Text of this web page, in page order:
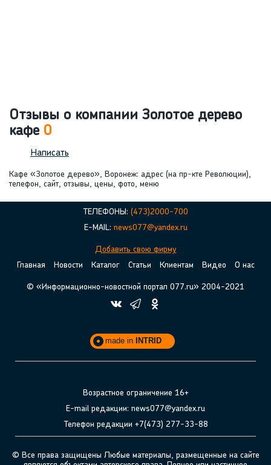
Отзывы о компании Золотое дерево
кафе 0
Написать
Кафе «Золотое дерево», Воронеж: адрес (на пр-кте Революции),
телефон, сайт, отзывы, цены, фото, меню
ТЕЛЕФОНЫ: (473)2000-700
E-MAIL: news077@yandex.ru
Добавить свою фирму
Главная
Новости Каталог Статьи Клиентам Видео О нас
© «Информационно-новостной портал 077.ru» 2004-2021
made in INTRID
Возрастное ограничение 16+
E-mail редакции: news077@yandex.ru
Телефон редакции +7(473) 277-33-88
© Все права защищены Любые материалы, размещенные на сайте